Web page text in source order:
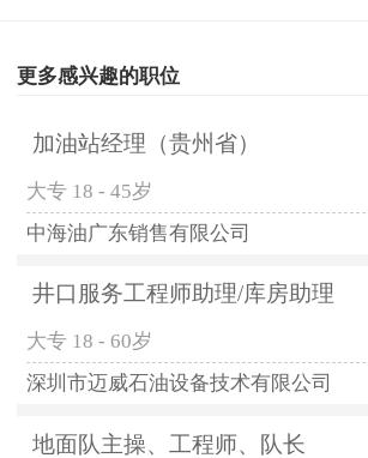
更多感兴趣的职位
加油站经理（贵州省）
大专 18 - 45岁
中海油广东销售有限公司
井口服务工程师助理/库房助理
大专 18 - 60岁
深圳市迈威石油设备技术有限公司
地面队主操、工程师、队长